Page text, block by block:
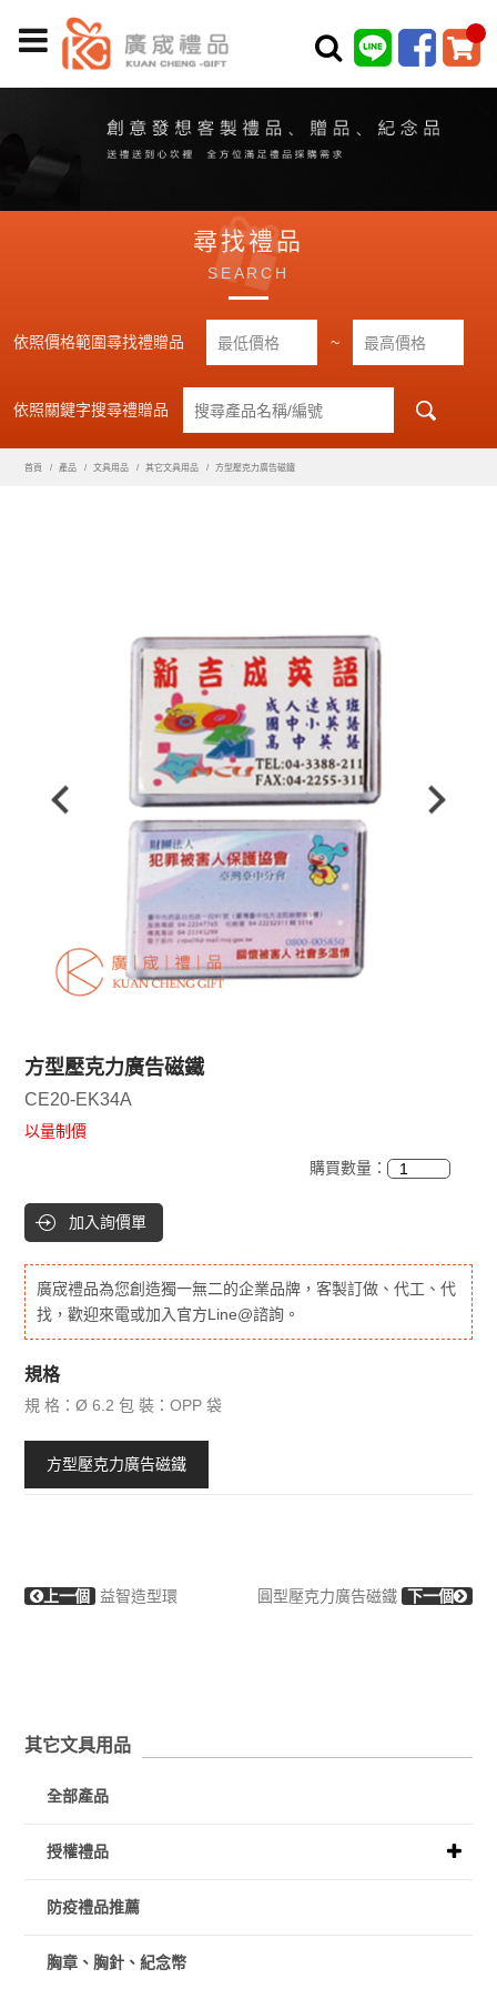
尋找禮品
SEARCH
依照價格範圍尋找禮贈品 ~
依照關鍵字搜尋禮贈品
首頁 產品 文具用品 其它文具用品 方型壓克力廣告磁鐵
方型壓克力廣告磁鐵
CE20-EK34A
以量制價
購買數量：
加入詢價單
廣宬禮品為您創造獨一無二的企業品牌，客製訂做、代工、代
找，歡迎來電或加入官方Line@諮詢。
規格
規 格：Ø 6.2 包 裝：OPP 袋
方型壓克力廣告磁鐵
上一個 益智造型環 圓型壓克力廣告磁鐵 下一個
其它文具用品
全部產品
授權禮品
防疫禮品推薦
胸章、胸針、紀念幣